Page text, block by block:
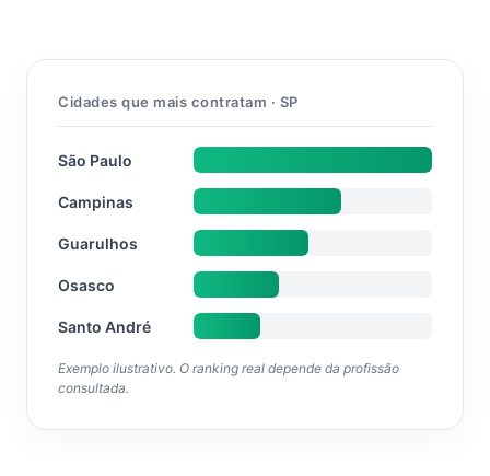
Cidades que mais contratam · SP
São Paulo
Campinas
Guarulhos
Osasco
Santo André
Exemplo ilustrativo. O ranking real depende da profissão
consultada.